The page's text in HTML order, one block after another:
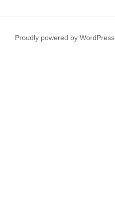
Proudly powered by WordPress